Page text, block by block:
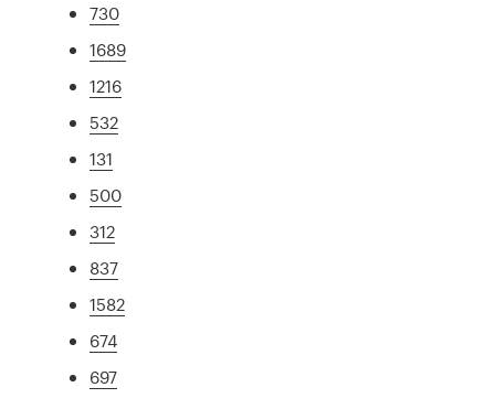
730
1689
1216
532
131
500
312
837
1582
674
697